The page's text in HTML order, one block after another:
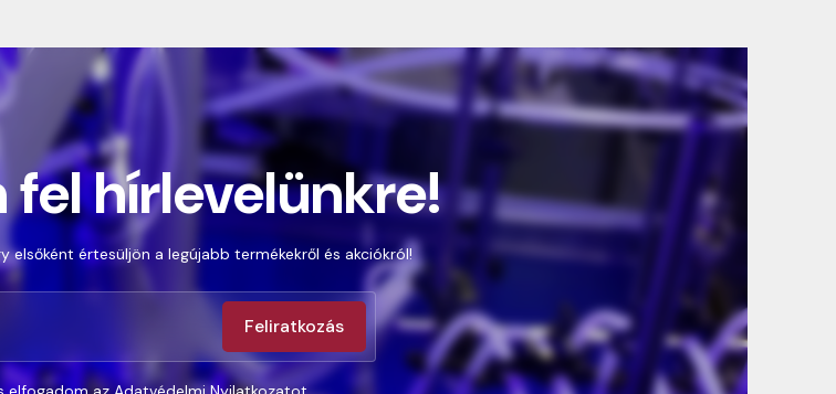
fel hírlevelünkre!
elsőként értesüljön a legújabb termékekről és akciókról!
Feliratkozás